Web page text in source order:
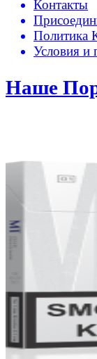
Контакты
Политика
Условия и
Наше